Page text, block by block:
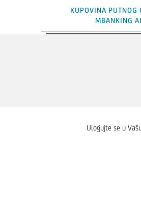
KUPOVINA PUTNOG
MBANKING
Ulogujte se u